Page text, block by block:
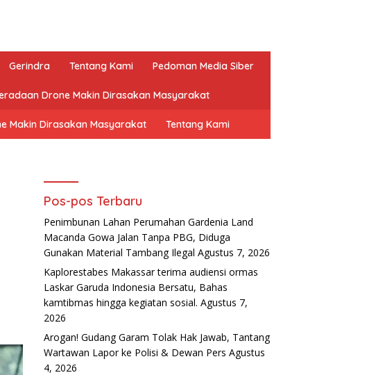
Gerindra Tentang Kami Pedoman Media Siber
Drone Makin Dirasakan Masyarakat
Makin Dirasakan Masyarakat Tentang Kami
Pos-pos Terbaru
Penimbunan Lahan Perumahan Gardenia Land
Macanda Gowa Jalan Tanpa PBG, Diduga
Gunakan Material Tambang Ilegal Agustus 7, 2026
Kaplorestabes Makassar terima audiensi ormas
Laskar Garuda Indonesia Bersatu, Bahas
kamtibmas hingga kegiatan sosial. Agustus 7,
2026
Arogan! Gudang Garam Tolak Hak Jawab, Tantang
Wartawan Lapor ke Polisi & Dewan Pers Agustus
4, 2026